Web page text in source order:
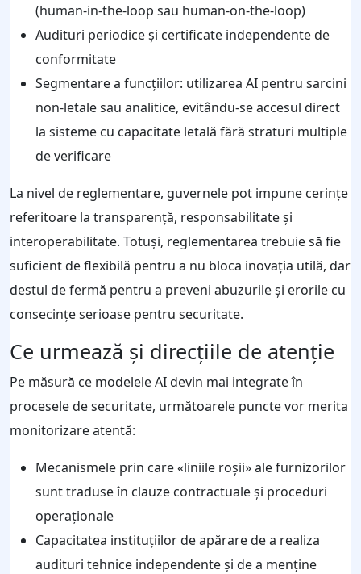
(human‑in‑the‑loop sau human‑on‑the‑loop)
Audituri periodice și certificate independente de
conformitate
Segmentare a funcțiilor: utilizarea AI pentru sarcini
non‑letale sau analitice, evitându‑se accesul direct
la sisteme cu capacitate letală fără straturi multiple
de verificare
La nivel de reglementare, guvernele pot impune cerințe
referitoare la transparență, responsabilitate și
interoperabilitate. Totuși, reglementarea trebuie să fie
suficient de flexibilă pentru a nu bloca inovația utilă, dar
destul de fermă pentru a preveni abuzurile și erorile cu
consecințe serioase pentru securitate.
Ce urmează și direcțiile de atenție
Pe măsură ce modelele AI devin mai integrate în
procesele de securitate, următoarele puncte vor merita
monitorizare atentă:
Mecanismele prin care «liniile roșii» ale furnizorilor
sunt traduse în clauze contractuale și proceduri
operaționale
Capacitatea instituțiilor de apărare de a realiza
audituri tehnice independente și de a menține